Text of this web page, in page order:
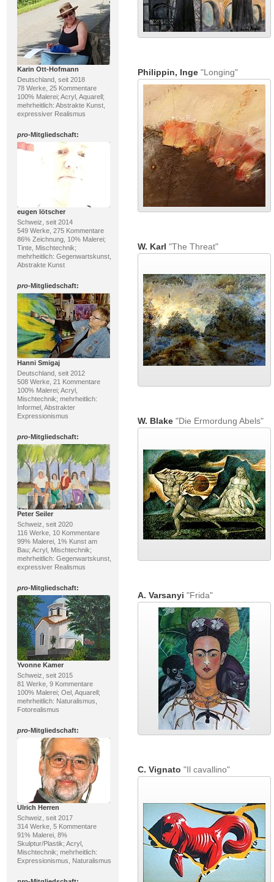
Karin Ott-Hofmann
Deutschland, seit 2018
78 Werke, 25 Kommentare
100% Malerei; Acryl, Aquarell;
mehrheitlich: Abstrakte Kunst,
expressiver Realismus
pro-Mitgliedschaft:
eugen lötscher
Schweiz, seit 2014
549 Werke, 275 Kommentare
86% Zeichnung, 10% Malerei;
Tinte, Mischtechnik;
mehrheitlich: Gegenwartskunst,
Abstrakte Kunst
pro-Mitgliedschaft:
Hanni Smigaj
Deutschland, seit 2012
508 Werke, 21 Kommentare
100% Malerei; Acryl,
Mischtechnik; mehrheitlich:
Informel, Abstrakter
Expressionismus
pro-Mitgliedschaft:
Peter Seiler
Schweiz, seit 2020
116 Werke, 10 Kommentare
99% Malerei, 1% Kunst am
Bau; Acryl, Mischtechnik;
mehrheitlich: Gegenwartskunst,
expressiver Realismus
pro-Mitgliedschaft:
Yvonne Kamer
Schweiz, seit 2015
81 Werke, 9 Kommentare
100% Malerei; Oel, Aquarell;
mehrheitlich: Naturalismus,
Fotorealismus
pro-Mitgliedschaft:
Ulrich Herren
Schweiz, seit 2017
314 Werke, 5 Kommentare
91% Malerei, 8%
Skulptur/Plastik; Acryl,
Mischtechnik; mehrheitlich:
Expressionismus, Naturalismus
Philippin, Inge"Longing"
W. Karl "The Threat"
W. Blake"Die Ermordung Abels"
A. Varsanyi "Frida"
C. Vignato "Il cavallino"